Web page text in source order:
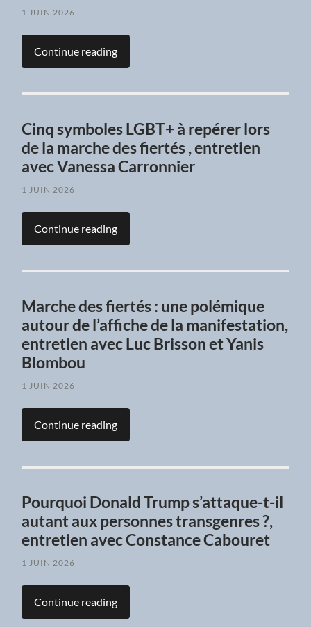
1 JUIN 2026
Continue reading
Cinq symboles LGBT+ à repérer lors
de la marche des fiertés , entretien
avec Vanessa Carronnier
1 JUIN 2026
Continue reading
Marche des fiertés : une polémique
autour de l’affiche de la manifestation,
entretien avec Luc Brisson et Yanis
Blombou
1 JUIN 2026
Continue reading
Pourquoi Donald Trump s’attaque-t-il
autant aux personnes transgenres ?,
entretien avec Constance Cabouret
1 JUIN 2026
Continue reading